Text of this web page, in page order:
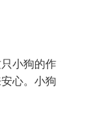
小狗的作
心。小狗